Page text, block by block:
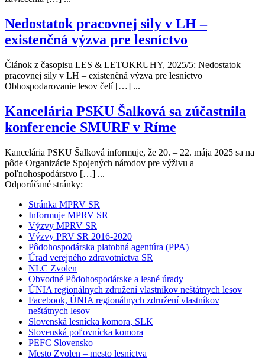
Nedostatok pracovnej sily v LH –
existenčná výzva pre lesníctvo
Článok z časopisu LES & LETOKRUHY, 2025/5: Nedostatok
pracovnej sily v LH – existenčná výzva pre lesníctvo
Obhospodarovanie lesov čelí […] ...
Kancelária PSKU Šalková sa zúčastnila
konferencie SMURF v Ríme
Kancelária PSKU Šalková informuje, že 20. – 22. mája 2025 sa na
pôde Organizácie Spojených národov pre výživu a
poľnohospodárstvo […] ...
Odporúčané stránky:
Stránka MPRV SR
Informuje MPRV SR
Výzvy MPRV SR
Výzvy PRV SR 2016-2020
Pôdohospodárska platobná agentúra (PPA)
Úrad verejného zdravotníctva SR
NLC Zvolen
Obvodné Pôdohospodárske a lesné úrady
ÚNIA regionálnych združení vlastníkov neštátnych lesov
Facebook, ÚNIA regionálnych združení vlastníkov
neštátnych lesov
Slovenská lesnícka komora, SLK
Slovenská poľovnícka komora
PEFC Slovensko
Mesto Zvolen – mesto lesníctva